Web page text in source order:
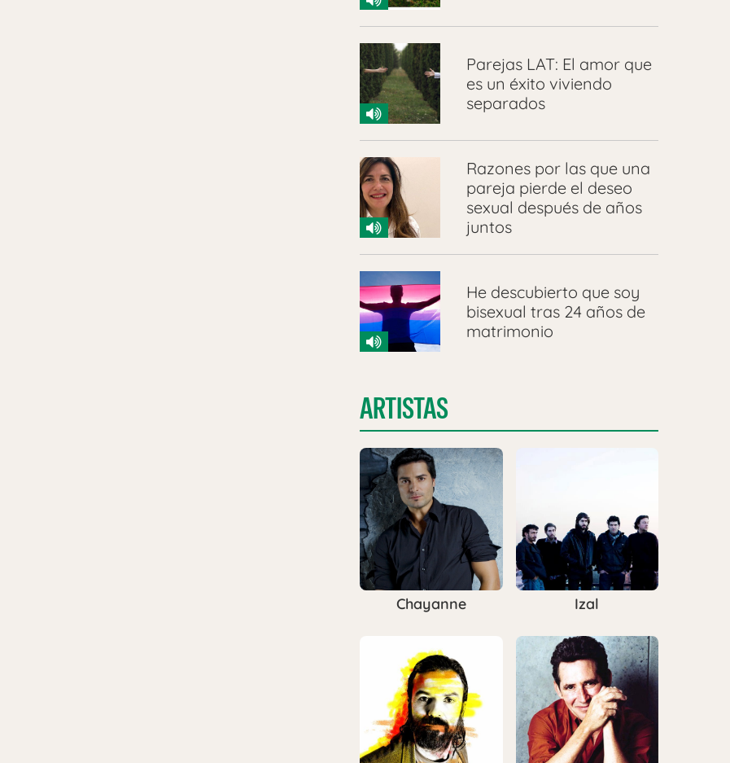
Parejas LAT: El amor que
es un éxito viviendo
separados
Razones por las que una
pareja pierde el deseo
sexual después de años
juntos
He descubierto que soy
bisexual tras 24 años de
matrimonio
ARTISTAS
Chayanne Izal